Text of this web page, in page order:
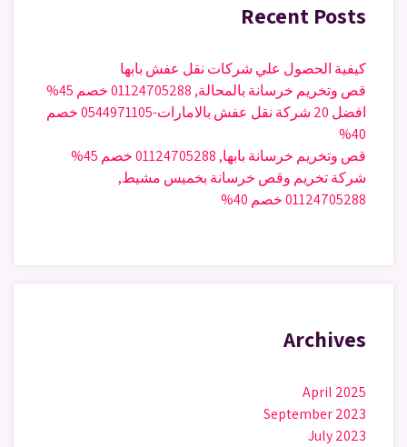
Recent Posts
كيفية الحصول علي شركات نقل عفش بابها
قص وتخريم خرسانة بالمحالة, 01124705288 خصم 45%
افضل 20 شركة نقل عفش بالامارات-0544971105 خصم
40%
قص وتخريم خرسانة بابها, 01124705288 خصم 45%
شركة تخريم وقص خرسانة بخميس مشيط,
01124705288 خصم 40%
Archives
April 2025
September 2023
July 2023